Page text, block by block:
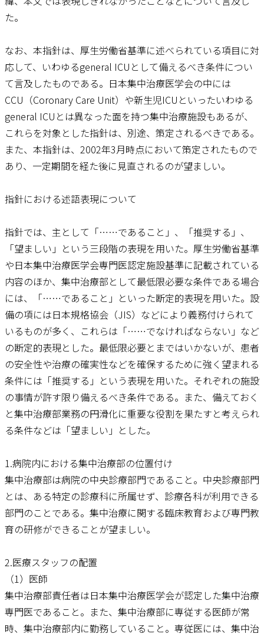
た。
なお、本指針は、厚生労働省基準に述べられている項目に対
応して、いわゆるgeneral ICUとして備えるべき条件につい
て言及したものである。日本集中治療医学会の中には
CCU（Coronary Care Unit）や新生児ICUといったいわゆる
general ICUとは異なった面を持つ集中治療施設もあるが、
これらを対象とした指針は、別途、策定されるべきである。
また、本指針は、2002年3月時点において策定されたもので
あり、一定期間を経た後に見直されるのが望ましい。
指針における述語表現について
指針では、主として「……であること」、「推奨する」、
「望ましい」という三段階の表現を用いた。厚生労働省基準
や日本集中治療医学会専門医認定施設基準に記載されている
内容のほか、集中治療部として最低限必要な条件である場合
には、「……であること」といった断定的表現を用いた。設
備の項には日本規格協会（JIS）などにより義務付けられて
いるものが多く、これらは「……でなければならない」など
の断定的表現とした。最低限必要とまではいかないが、患者
の安全性や治療の確実性などを確保するために強く望まれる
条件には「推奨する」という表現を用いた。それぞれの施設
の事情が許す限り備えるべき条件である。また、備えておく
と集中治療部業務の円滑化に重要な役割を果たすと考えられ
る条件などは「望ましい」とした。
1.病院内における集中治療部の位置付け
集中治療部は病院の中央診療部門であること。中央診療部門
とは、ある特定の診療科に所属せず、診療各科が利用できる
部門のことである。集中治療に関する臨床教育および専門教
育の研修ができることが望ましい。
2.医療スタッフの配置
（1）医師
集中治療部責任者は日本集中治療医学会が認定した集中治療
専門医であること。また、集中治療部に専従する医師が常
時、集中治療部内に勤務していること。専従医には、集中治